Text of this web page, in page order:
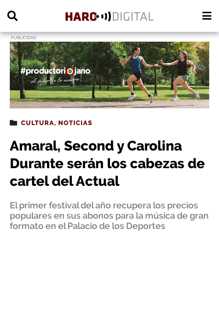
PUBLICIDAD
CULTURA, NOTICIAS
Amaral, Second y Carolina
Durante serán los cabezas de
cartel del Actual
El primer festival del año recupera los precios
populares en sus abonos para la música de gran
formato en el Palacio de los Deportes